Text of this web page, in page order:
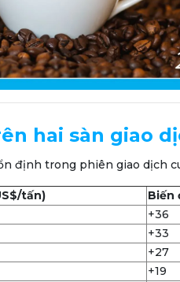
hai sàn giao
định trong phiên giao dịch
tấn)
Biến
+36
+33
+27
+19